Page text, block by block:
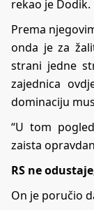
rekao je Dodik.
Prema
onda je za
strani jedne
zajednica
dominaciju
“U tom
zaista
RS ne
On je poručio